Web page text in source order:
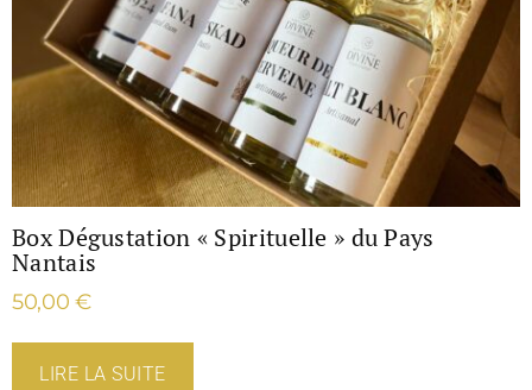
Box Dégustation « Spirituelle » du Pays
Nantais
50,00€
LIRE LA SUITE